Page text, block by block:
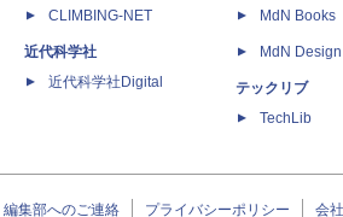
CLIMBING-NET
近代科学社
近代科学社Digital
MdN Books
MdN
テックリブ
TechLib
編集部へのご連絡 プライバシーポリシー 会